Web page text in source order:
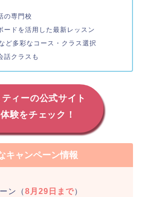
の専門校
ードを活用した最新レッスン
ど多彩なコース・クラス選択
話クラスも
ィーの公式サイト
験をチェック！
キャンペーン情報
ン（8月29日まで）